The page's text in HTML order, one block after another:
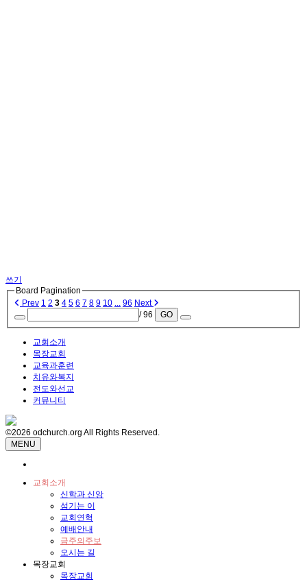
쓰기
Board Pagination
Prev 1 2 3 4 5 6 7 8 9 10 ... 96 Next
/ 96
GO
교회소개
목장교회
교육과훈련
치유와복지
전도와선교
커뮤니티
©2026 odchurch.org All Rights Reserved.
MENU
교회소개
신학과 신앙
섬기는 이
교회연혁
예배안내
금주의주보
오시는 길
목장교회
목장교회